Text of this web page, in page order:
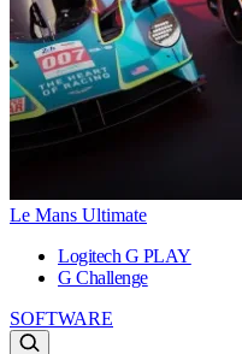
Le Mans Ultimate
Logitech G PLAY
G Challenge
SOFTWARE